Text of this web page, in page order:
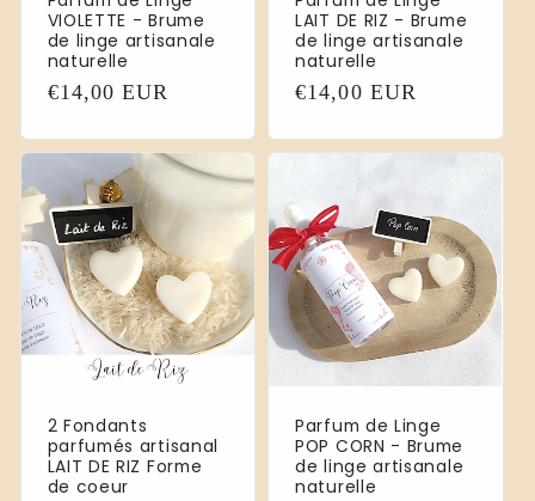
VIOLETTE - Brume
de linge artisanale
naturelle
Normaler
€14,00 EUR
LAIT DE RIZ - Brume
de linge artisanale
naturelle
Normaler
€14,00 EUR
2 Fondants
parfumés artisanal
LAIT DE RIZ Forme
de coeur
Parfum de Linge
POP CORN - Brume
de linge artisanale
naturelle